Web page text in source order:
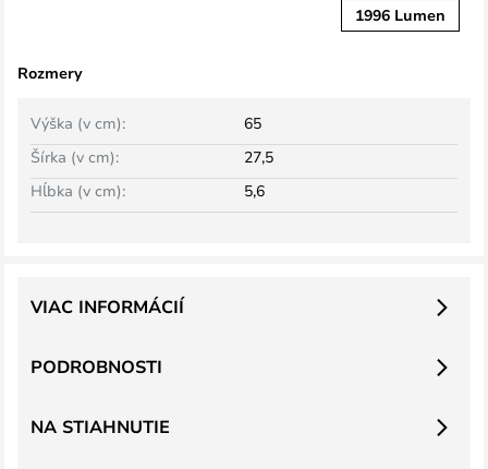
1996 Lumen
Rozmery
Šírka (v cm): 27,5
Výška (v cm): 65
Hĺbka (v cm): 5,6
PODROBNOSTI
VIAC INFORMÁCIÍ
NA STIAHNUTIE